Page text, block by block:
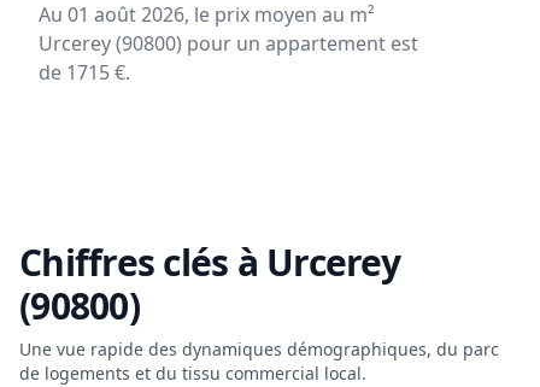
Au 01 août 2026, le prix moyen au m²
Urcerey (90800) pour un appartement est
de 1715 €.
Chiffres clés à Urcerey
(90800)
Une vue rapide des dynamiques démographiques, du parc
de logements et du tissu commercial local.